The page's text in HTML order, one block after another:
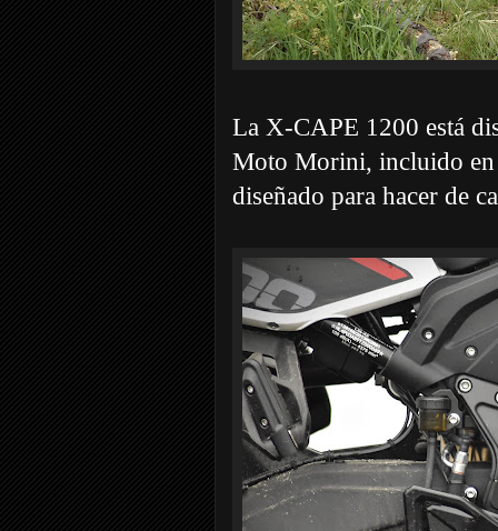
La X-CAPE 1200 está
Moto Morini, incluido
diseñado para hacer de